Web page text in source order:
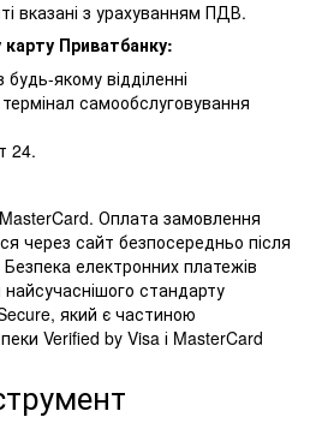
вказані з урахуванням ПДВ.
карту Приватбанку:
якому відділенні
самообслуговування
24.
Оплата замовлення
через сайт безпосередньо після
електронних платежів
стандарту
який є частиною
Verified by Visa і MasterCard